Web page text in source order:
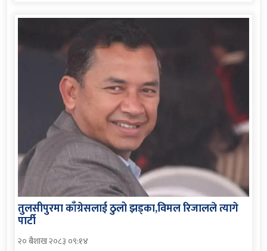
तुलसीपुरमा काँग्रेसलाई ठुलो झड्का,विमल रिजालले त्यागे
पार्टी
२० बैशाख २०८३ ०९:१४